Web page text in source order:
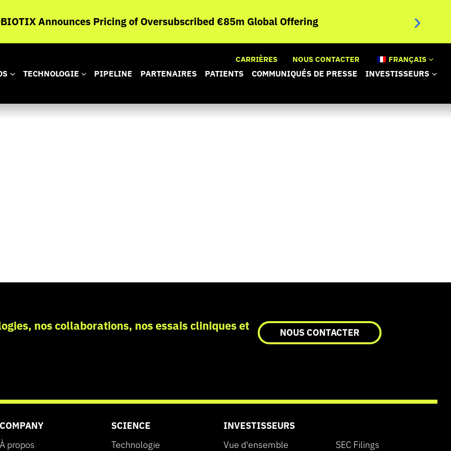
Announces Pricing of Oversubscribed €85m Global Offering
CARRIÈRES NOUS CONTACTER FRANÇAIS
TECHNOLOGIE PIPELINE PARTENAIRES PATIENTS COMMUNIQUÉS DE PRESSE INVESTISSEURS
nos collaborations, nos essais cliniques et
NOUS CONTACTER
COMPANY
À propos
SCIENCE
Technologie
INVESTISSEURS
Vue d'ensemble
SEC Filings